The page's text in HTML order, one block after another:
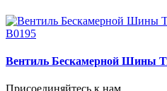
В0195
Вентиль Бескамерной Шины